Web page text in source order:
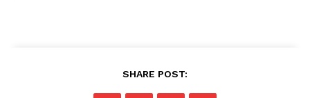
SHARE POST: